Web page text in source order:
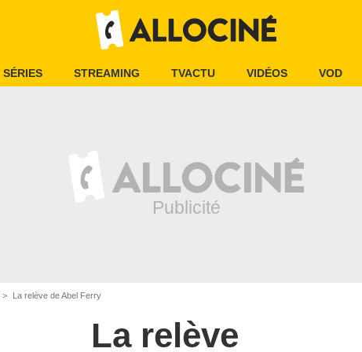
SÉRIES STREAMING TVACTU VIDÉOS VOD
La relève de Abel Ferry
La relève